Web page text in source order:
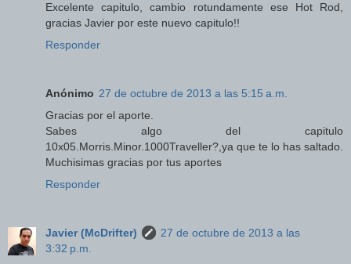
Excelente capitulo, cambio rotundamente ese Hot Rod,
gracias Javier por este nuevo capitulo!!
Responder
Anónimo 27 de octubre de 2013 a las 5:15 a.m.
Gracias por el aporte.
Sabes algo del capitulo
10x05.Morris.Minor.1000Traveller?,ya que te lo has saltado.
Muchisimas gracias por tus aportes
Responder
Javier (McDrifter)
27 de octubre de 2013 a las
3:32 p.m.